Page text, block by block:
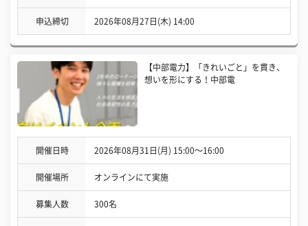
申込締切 2026年08月27日(木) 14:00
【中部電力】「きれいごと」を貫き、
想いを形にする！中部電
開催日時 2026年08月31日(月) 15:00〜16:00
開催場所 オンラインにて実施
募集人数 300名